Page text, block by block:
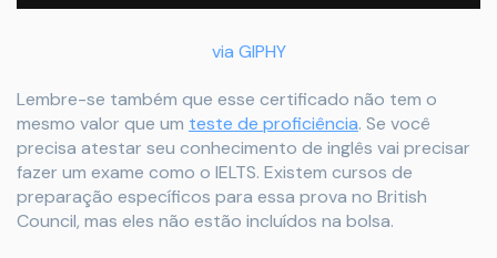
via GIPHY
Lembre-se também que esse certificado não tem o
mesmo valor que um teste de proficiência. Se você
precisa atestar seu conhecimento de inglês vai precisar
fazer um exame como o IELTS. Existem cursos de
preparação específicos para essa prova no British
Council, mas eles não estão incluídos na bolsa.